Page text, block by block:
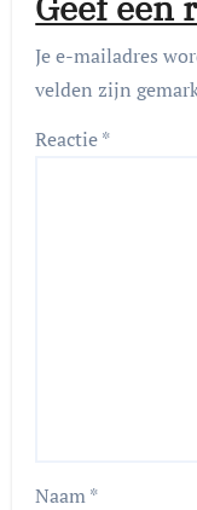
Je e-mailadres
velden zijn
Reactie*
Naam*